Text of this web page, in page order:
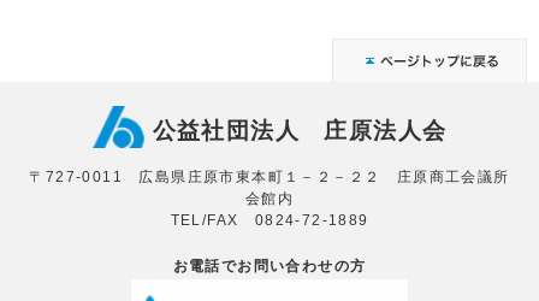
公益社団法人 庄原法人会
〒727-0011 広島県庄原市東本町１－２－２２ 庄原商工会議所
会館内
TEL/FAX 0824-72-1889
お電話でお問い合わせの方